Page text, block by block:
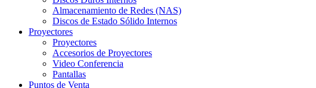
Almacenamiento de Redes (NAS)
Discos de Estado Sólido Internos
Proyectores
Proyectores
Accesorios de Proyectores
Video Conferencia
Pantallas
Puntos de Venta